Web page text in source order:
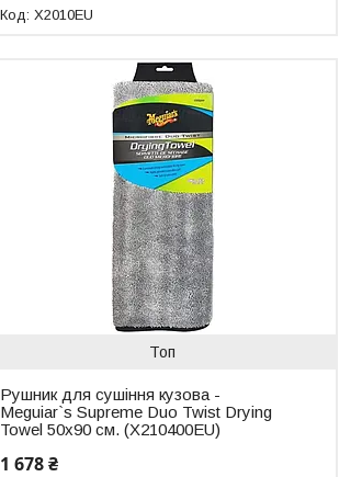
X2010EU
Топ
Рушник для сушіння кузова -
Meguiar`s Supreme Duo Twist Drying
Towel 50x90 см. (X210400EU)
1 678 ₴